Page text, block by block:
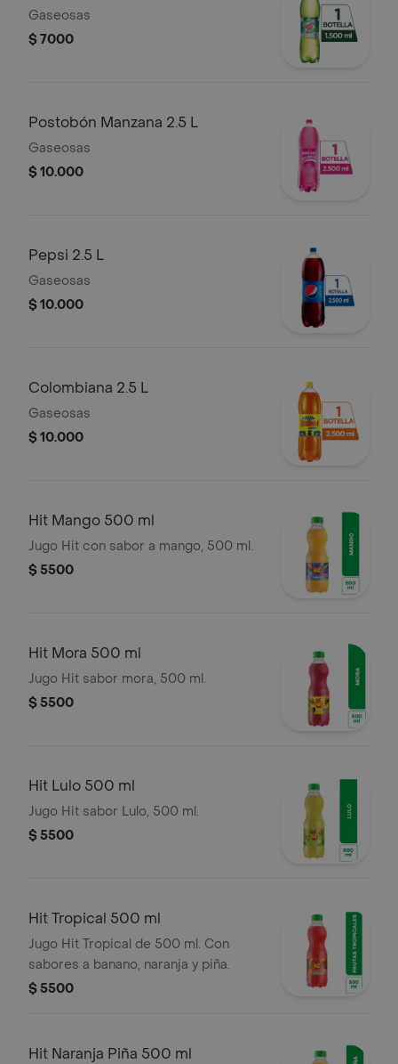
Gaseosas
$ 7000
Postobón Manzana 2.5 L
Gaseosas
$ 10.000
Pepsi 2.5 L
Gaseosas
$ 10.000
Colombiana 2.5 L
Gaseosas
$ 10.000
Hit Mango 500 ml
Jugo Hit con sabor a mango, 500 ml.
$ 5500
Hit Mora 500 ml
Jugo Hit sabor mora, 500 ml.
$ 5500
Hit Lulo 500 ml
Jugo Hit sabor Lulo, 500 ml.
$ 5500
Hit Tropical 500 ml
Jugo Hit Tropical de 500 ml. Con
sabores a banano, naranja y piña.
$ 5500
Hit Naranja Piña 500 ml